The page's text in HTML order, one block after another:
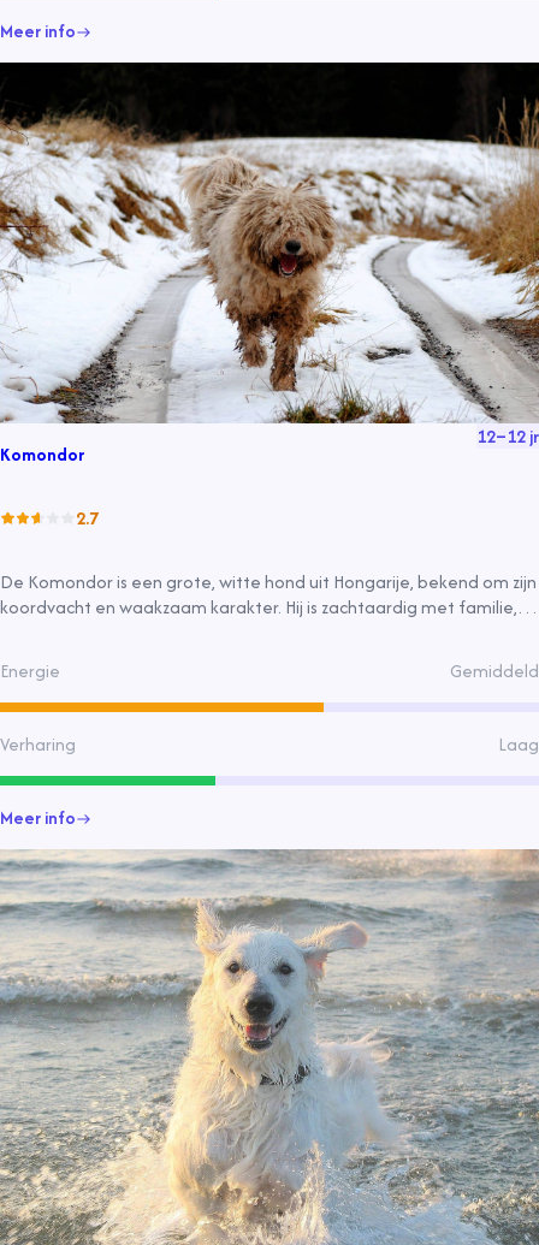
Meer info
Komondor
12–12jr
2.7
De Komondor is een grote, witte hond uit Hongarije, bekend om zijn
koordvacht en waakzaam karakter. Hij is zachtaardig met familie,
Energie Gemiddeld
Verharing Laag
Meer info